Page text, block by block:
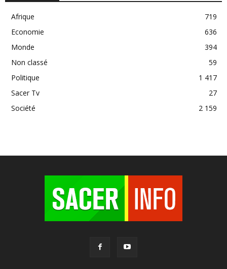
Afrique
719
Economie
636
Monde
394
Non classé
59
Politique
1 417
Sacer Tv
27
Société
2 159